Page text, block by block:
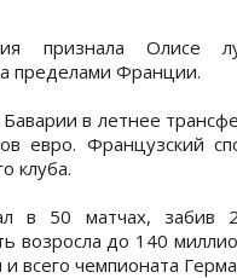
признала Олисе
пределами Франции.
в летнее
евро. Французский
клуба.
в 50 матчах, забив
возросла до 140
всего чемпионата